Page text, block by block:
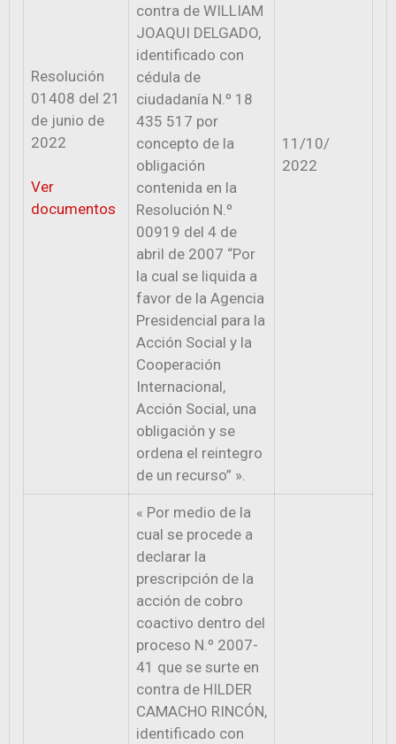
Resolución
01408 del 21
de junio de
2022
Ver
documentos
contra de WILLIAM
JOAQUI DELGADO,
identificado con
cédula de
ciudadanía N.º 18
435 517 por
concepto de la
obligación
contenida en la
Resolución N.º
00919 del 4 de
abril de 2007 “Por
la cual se liquida a
favor de la Agencia
Presidencial para la
Acción Social y la
Cooperación
Internacional,
Acción Social, una
obligación y se
ordena el reintegro
de un recurso” ».
11/10/
2022
« Por medio de la
cual se procede a
declarar la
prescripción de la
acción de cobro
coactivo dentro del
proceso N.º 2007-
41 que se surte en
contra de HILDER
CAMACHO RINCÓN,
identificado con